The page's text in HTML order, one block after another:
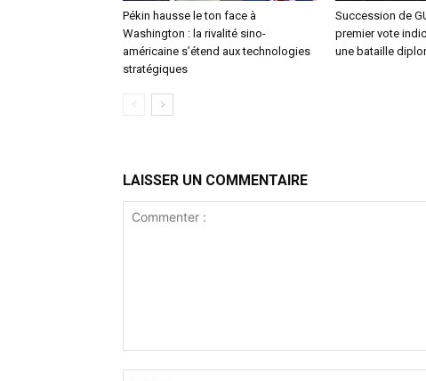
Pékin hausse le ton face à
Washington : la rivalité sino-
américaine s’étend aux technologies
stratégiques
Succession de
premier vote
une bataille
LAISSER UN COMMENTAIRE